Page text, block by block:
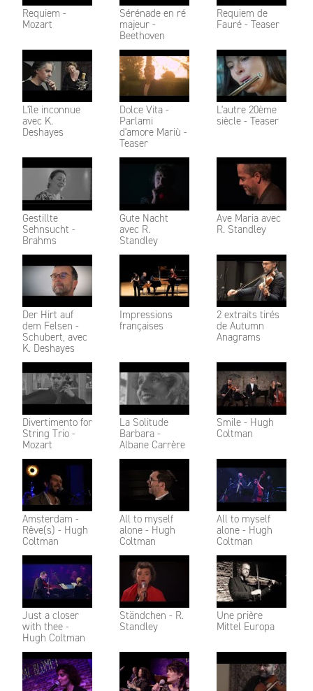
Requiem -
Mozart
Sérénade en ré
majeur -
Beethoven
Requiem de
Fauré - Teaser
L'île inconnue
avec K.
Deshayes
Dolce Vita -
Parlami
d'amore Mariù -
Teaser
L'autre 20ème
siècle - Teaser
Gestillte
Sehnsucht -
Brahms
Gute Nacht
avec R.
Standley
Ave Maria avec
R. Standley
Der Hirt auf
dem Felsen -
Schubert, avec
K. Deshayes
Impressions
françaises
2 extraits tirés
de Autumn
Anagrams
Divertimento for
String Trio -
Mozart
La Solitude
Barbara -
Albane Carrère
Smile - Hugh
Coltman
Amsterdam -
Rêve(s) - Hugh
Coltman
All to myself
alone - Hugh
Coltman
All to myself
alone - Hugh
Coltman
Just a closer
with thee -
Hugh Coltman
Ständchen - R.
Standley
Une prière
Mittel Europa